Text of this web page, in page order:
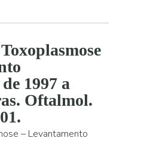
1997 a
Oftalmol.
– Levantamento